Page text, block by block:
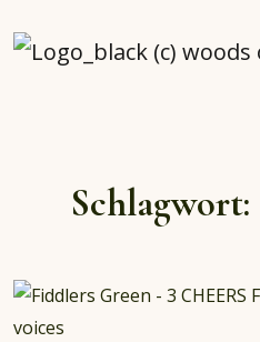
woodsofvoices.de
Schlagwort: